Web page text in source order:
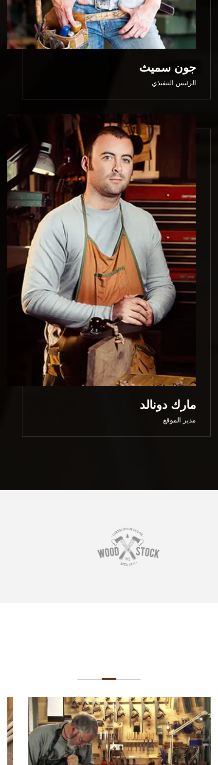
جون سميث
الرئيس التنفيذي
مارك دونالد
مدير الموقع